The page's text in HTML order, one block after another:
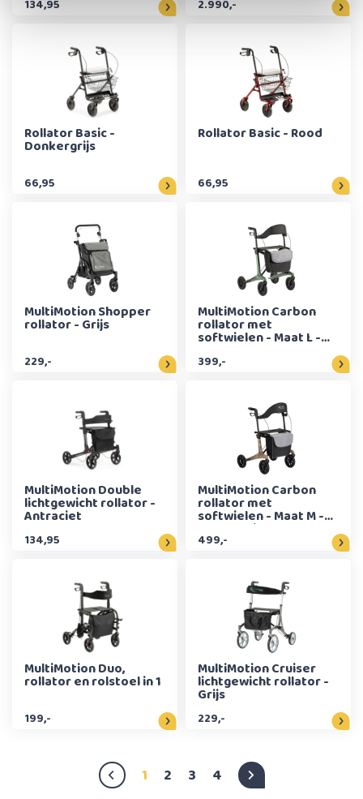
134,95 2.990,-
Rollator Basic -
Donkergrijs
66,95
Rollator Basic - Rood
66,95
MultiMotion Shopper
rollator - Grijs
229,-
MultiMotion Carbon
rollator met
softwielen - Maat L -
399,-
MultiMotion Double
lichtgewicht rollator -
Antraciet
134,95
MultiMotion Carbon
rollator met
softwielen - Maat M -
Panterprint
499,-
MultiMotion Duo,
rollator en rolstoel in 1
199,-
MultiMotion Cruiser
lichtgewicht rollator -
Grijs
229,-
1 2 3 4